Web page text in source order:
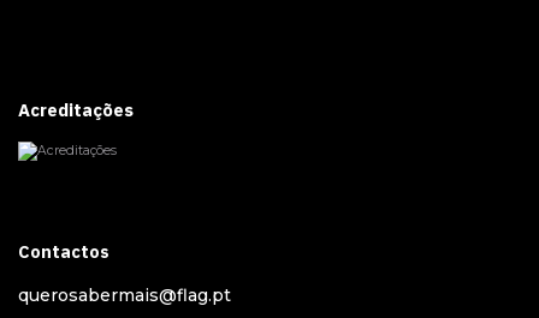
Acreditações
Contactos
querosabermais@flag.pt